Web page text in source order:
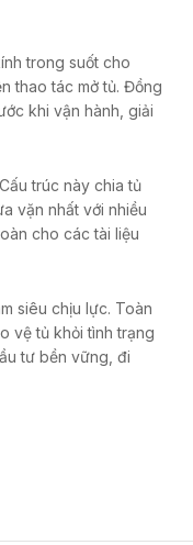
trong suốt cho
thao tác mở tủ. Đồng
khi vận hành, giải
trúc này chia tủ
vặn nhất với nhiều
cho các tài liệu
siêu chịu lực. Toàn
vệ tủ khỏi tình trạng
tư bền vững, đi